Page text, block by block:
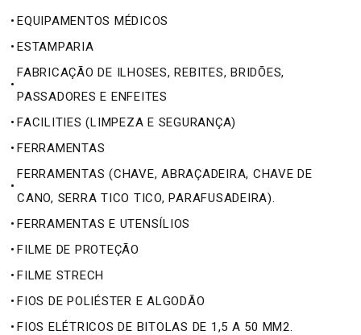
• EQUIPAMENTOS MÉDICOS
• ESTAMPARIA
•
FABRICAÇÃO DE ILHOSES, REBITES, BRIDÕES,
PASSADORES E ENFEITES
• FACILITIES (LIMPEZA E SEGURANÇA)
• FERRAMENTAS
•
FERRAMENTAS (CHAVE, ABRAÇADEIRA, CHAVE DE
CANO, SERRA TICO TICO, PARAFUSADEIRA).
• FERRAMENTAS E UTENSÍLIOS
• FILME DE PROTEÇÃO
• FILME STRECH
• FIOS DE POLIÉSTER E ALGODÃO
• FIOS ELÉTRICOS DE BITOLAS DE 1,5 A 50 MM2.